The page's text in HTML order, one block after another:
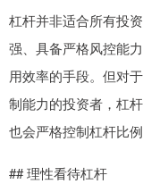
杠杆并非适合所有投
强、具备严格风控能
用效率的手段。但对
制能力的投资者，杠
也会严格控制杠杆比
## 理性看待杠杆